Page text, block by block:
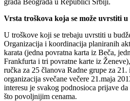
Vrsta troškova koja se može uvrstiti
U troškove koji se trebaju uvrstiti u
Organizacija i koordinacija planiranih
karata (jedna povratna karta iz Beča,
Frankfurta i tri povratne karte iz
ručka za 25 članova Radne grupe za
organizacija svečane večere 21.maja
interesu je svakog podnosioca prijave da
što povoljnijim cenama.